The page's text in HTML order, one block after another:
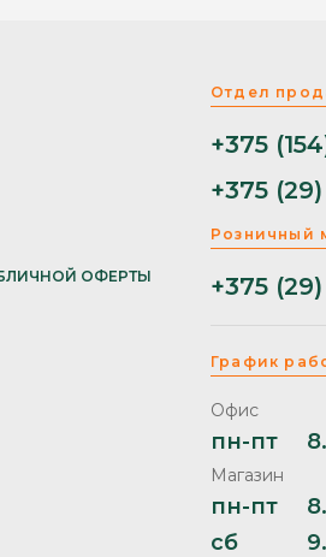
ОФЕРТЫ
Отдел
+375
+375
Розничный
+375
График
Офис
пн-пт
Магазин
пн-пт
сб